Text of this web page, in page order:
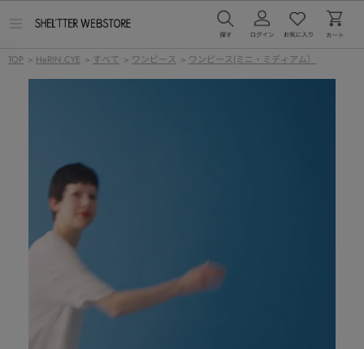
ー
TOP > HeRIN.CYE > すべて > ワンピース > ワンピース(ミニ・ミディアム）